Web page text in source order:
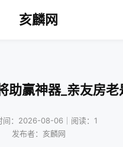
亥麟网
助赢神器_亲友房
间：2026-08-06｜阅读：1
发布者：亥麟网